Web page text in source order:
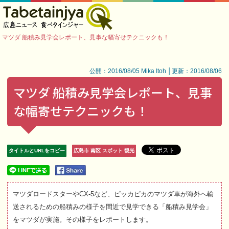
マツダ 船積み見学会レポート、見事な幅寄せテクニックも！
公開：2016/08/05 Mika Itoh │更新：2016/08/06
マツダ 船積み見学会レポート、見事
な幅寄せテクニックも！
タイトルとURLをコピー 広島市 南区 スポット 観光
マツダロードスターやCX-5など、ピッカピカのマツダ車が海外へ輸
送されるための船積みの様子を間近で見学できる「船積み見学会」
をマツダが実施。その様子をレポートします。